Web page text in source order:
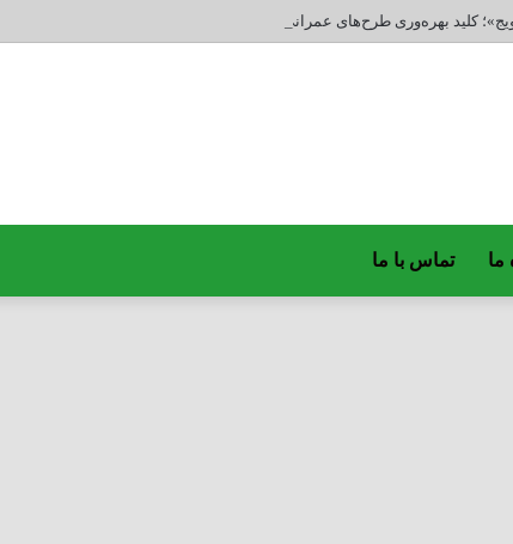
کلید بهره‌وری طرح‌های عمرانی و امنیت غذایی کشور
ما تماس با ما